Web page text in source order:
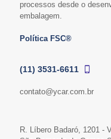
processos desde o
embalagem.
Política FSC®
(11) 3531-6611
contato@ycar.com.br
R. Líbero Badaró, 1201 -